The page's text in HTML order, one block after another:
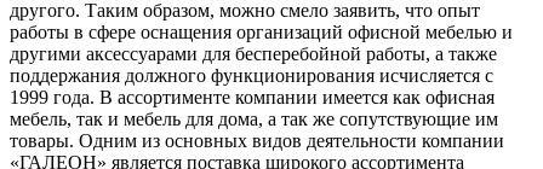
другого. Таким образом, можно смело заявить, что опыт
работы в сфере оснащения организаций офисной мебелью и
другими аксессуарами для бесперебойной работы, а также
поддержания должного функционирования исчисляется с
1999 года. В ассортименте компании имеется как офисная
мебель, так и мебель для дома, а так же сопутствующие им
товары. Одним из основных видов деятельности компании
«ГАЛЕОН» является поставка широкого ассортимента